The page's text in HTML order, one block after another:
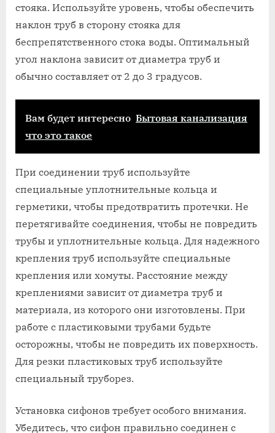
стояка. Используйте уровень‚ чтобы обеспечить
наклон труб в сторону стояка для
беспрепятственного стока воды. Оптимальный
угол наклона зависит от диаметра труб и
обычно составляет от 2 до 3 градусов.
Вам будет интересно Бытовая канализация
что это такое
При соединении труб используйте
специальные уплотнительные кольца и
герметики‚ чтобы предотвратить протечки. Не
перетягивайте соединения‚ чтобы не повредить
трубы и уплотнительные кольца. Для надежного
крепления труб используйте специальные
крепления или хомуты. Расстояние между
креплениями зависит от диаметра труб и
материала‚ из которого они изготовлены. При
работе с пластиковыми трубами будьте
осторожны‚ чтобы не повредить их поверхность.
Для резки пластиковых труб используйте
специальный труборез.
Установка сифонов требует особого внимания.
Убедитесь‚ что сифон правильно соединен с